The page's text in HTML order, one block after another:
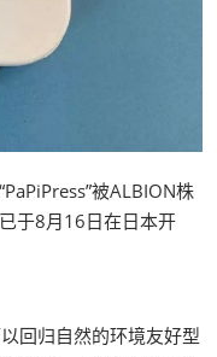
被ALBION株
于8月16日在日本开
回归自然的环境友好型